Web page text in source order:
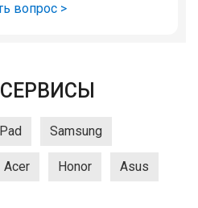
вопрос >
Samsung
Acer Honor Asus